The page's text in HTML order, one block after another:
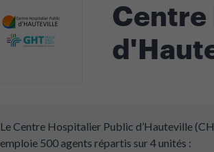
Centre
Le Centre Hospitalier Public d’Hauteville
emploie 500 agents répartis sur 4 unités :